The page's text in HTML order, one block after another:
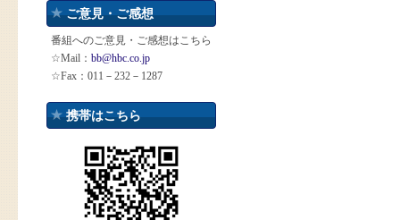
ご意見・ご感想
番組へのご意見・ご感想はこちら
☆Mail： bb@hbc.co.jp
☆Fax：011－232－1287
携帯はこちら